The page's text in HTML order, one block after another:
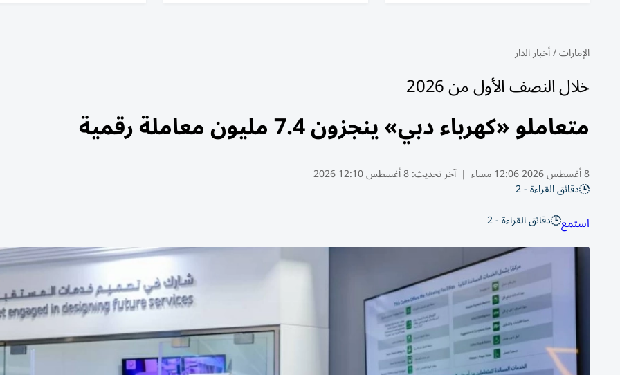
الإمارات/أخبار الدار
خلال النصف الأول من 2026
متعاملو «كهرباء دبي» ينجزون 7.4 مليون معاملة رقمية
8 أغسطس 2026 12:06 مساء | آخر تحديث:8 أغسطس 12:10 2026
دقائق القراءة - 2
استمع دقائق القراءة - 2